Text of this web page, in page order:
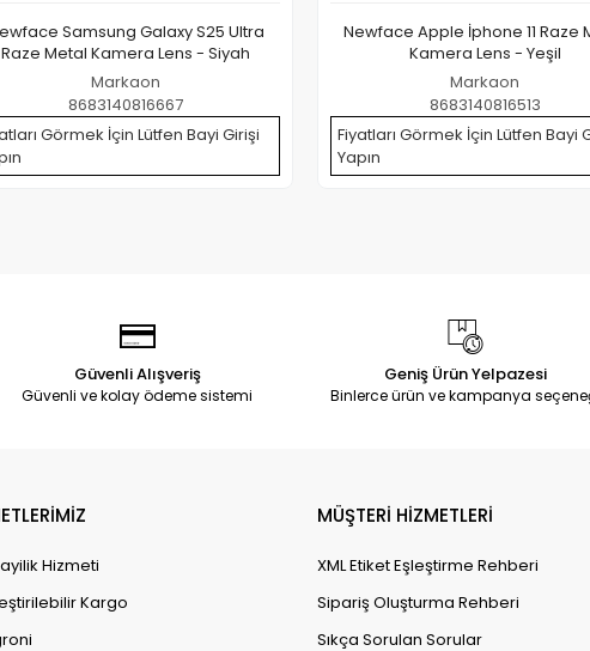
Samsung Galaxy S25 Ultra
Raze Metal Kamera Lens - Siyah
Markaon
8683140816667
Görmek İçin Lütfen Bayi Girişi
Newface Apple İphone 11 Raze
Kamera Lens - Yeşil
Markaon
8683140816513
Fiyatları Görmek İçin Lütfen Bayi
Yapın
Güvenli Alışveriş
Güvenli ve kolay ödeme sistemi
Geniş Ürün Yelpazesi
Binlerce ürün ve kampanya
Hizmeti
Kargo
MÜŞTERİ HİZMETLERİ
XML Etiket Eşleştirme Rehberi
Sipariş Oluşturma Rehberi
Sıkça Sorulan Sorular